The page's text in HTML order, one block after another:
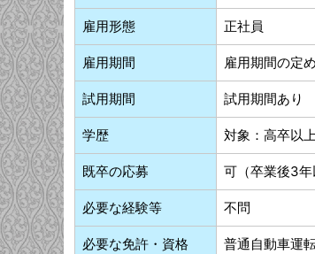
雇用形態 正社員
雇用期間 雇用期間の定
試用期間 試用期間あり
学歴 対象：高卒以上
既卒の応募 可（卒業後3年
必要な経験等 不問
必要な免許・資格 普通自動車運